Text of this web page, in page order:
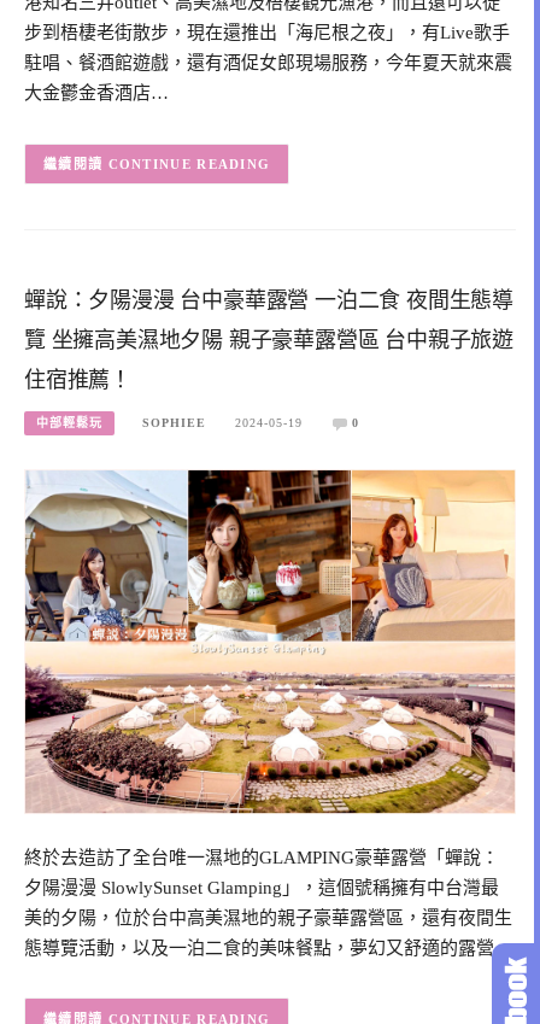
步到梧棲老街散步，現在還推出「海尼根之夜」，有Live歌手
駐唱、餐酒館遊戲，還有酒促女郎現場服務，今年夏天就來震
大金鬱金香酒店…
CONTINUE READING
蟬說：夕陽漫漫 台中豪華露營 一泊二食 夜間生態導
覽 坐擁高美濕地夕陽 親子豪華露營區 台中親子旅遊
住宿推薦！
中部輕鬆玩 SOPHIEE 2024-05-19 0
終於去造訪了全台唯一濕地的GLAMPING豪華露營「蟬說：
夕陽漫漫 SlowlySunset Glamping」，這個號稱擁有中台灣最
美的夕陽，位於台中高美濕地的親子豪華露營區，還有夜間生
態導覽活動，以及一泊二食的美味餐點，夢幻又舒適的露營…
CONTINUE READING